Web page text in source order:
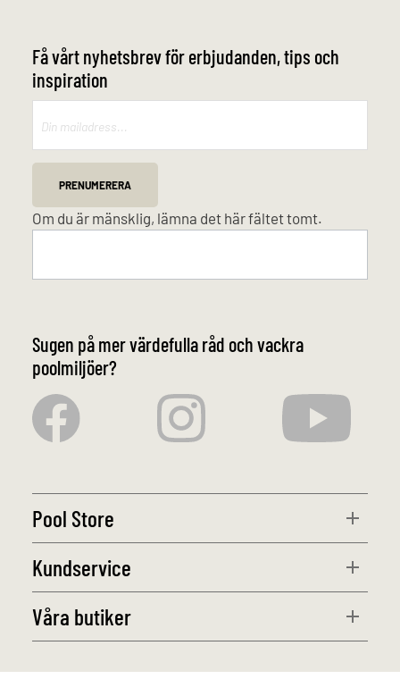
Få vårt nyhetsbrev för erbjudanden, tips och
inspiration
PRENUMERERA
Om du är mänsklig, lämna det här fältet tomt.
Sugen på mer värdefulla råd och vackra
poolmiljöer?
Pool Store
Kundservice
Våra butiker